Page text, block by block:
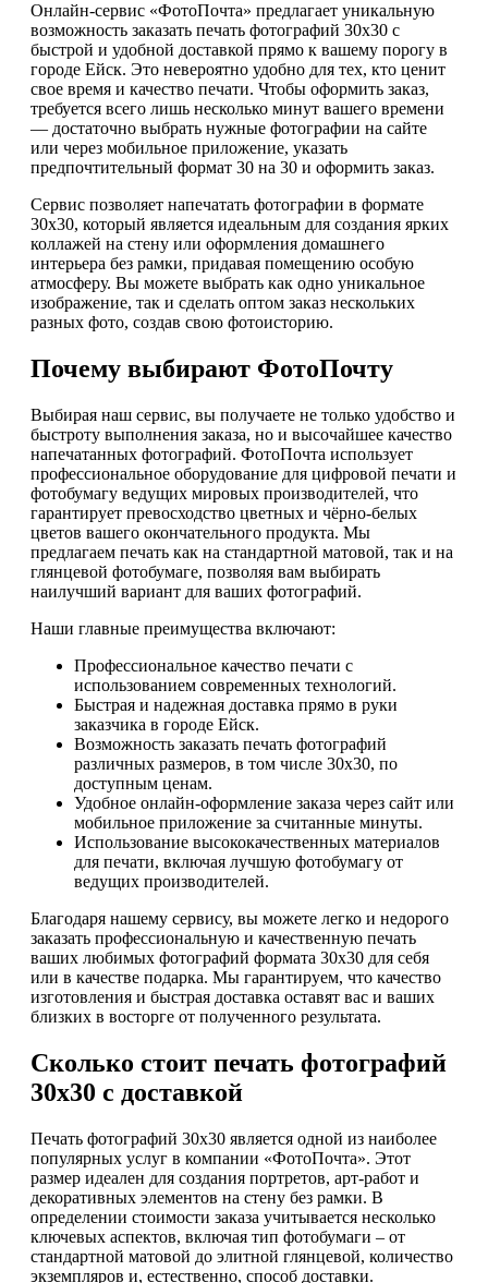
Онлайн-сервис «ФотоПочта» предлагает уникальную
возможность заказать печать фотографий 30х30 с
быстрой и удобной доставкой прямо к вашему порогу в
городе Ейск. Это невероятно удобно для тех, кто ценит
свое время и качество печати. Чтобы оформить заказ,
требуется всего лишь несколько минут вашего времени
— достаточно выбрать нужные фотографии на сайте
или через мобильное приложение, указать
предпочтительный формат 30 на 30 и оформить заказ.
Сервис позволяет напечатать фотографии в формате
30х30, который является идеальным для создания ярких
коллажей на стену или оформления домашнего
интерьера без рамки, придавая помещению особую
атмосферу. Вы можете выбрать как одно уникальное
изображение, так и сделать оптом заказ нескольких
разных фото, создав свою фотоисторию.
Почему выбирают ФотоПочту
Выбирая наш сервис, вы получаете не только удобство и
быстроту выполнения заказа, но и высочайшее качество
напечатанных фотографий. ФотоПочта использует
профессиональное оборудование для цифровой печати и
фотобумагу ведущих мировых производителей, что
гарантирует превосходство цветных и чёрно-белых
цветов вашего окончательного продукта. Мы
предлагаем печать как на стандартной матовой, так и на
глянцевой фотобумаге, позволяя вам выбирать
наилучший вариант для ваших фотографий.
Наши главные преимущества включают:
Профессиональное качество печати с
использованием современных технологий.
Быстрая и надежная доставка прямо в руки
заказчика в городе Ейск.
Возможность заказать печать фотографий
различных размеров, в том числе 30х30, по
доступным ценам.
Удобное онлайн-оформление заказа через сайт или
мобильное приложение за считанные минуты.
Использование высококачественных материалов
для печати, включая лучшую фотобумагу от
ведущих производителей.
Благодаря нашему сервису, вы можете легко и недорого
заказать профессиональную и качественную печать
ваших любимых фотографий формата 30х30 для себя
или в качестве подарка. Мы гарантируем, что качество
изготовления и быстрая доставка оставят вас и ваших
близких в восторге от полученного результата.
Сколько стоит печать фотографий
30х30 с доставкой
Печать фотографий 30х30 является одной из наиболее
популярных услуг в компании «ФотоПочта». Этот
размер идеален для создания портретов, арт-работ и
декоративных элементов на стену без рамки. В
определении стоимости заказа учитывается несколько
ключевых аспектов, включая тип фотобумаги – от
стандартной матовой до элитной глянцевой, количество
экземпляров и, естественно, способ доставки.